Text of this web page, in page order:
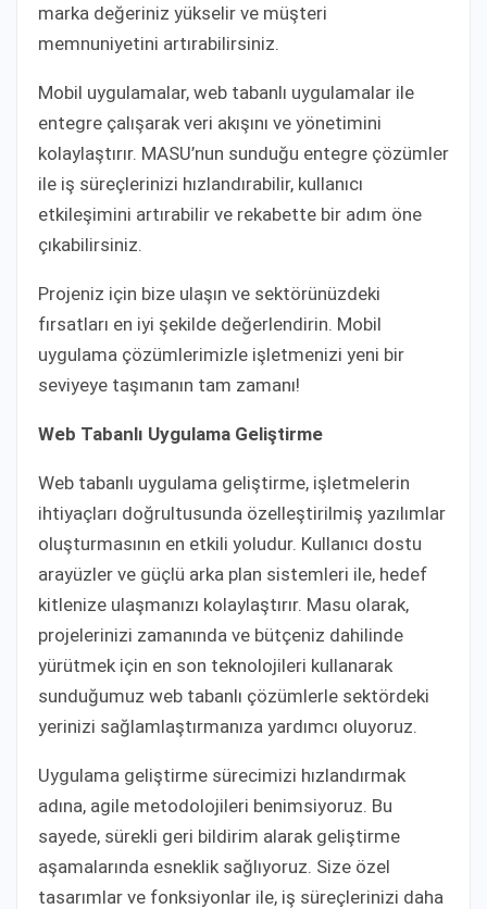
marka değeriniz yükselir ve müşteri
memnuniyetini artırabilirsiniz.
Mobil uygulamalar, web tabanlı uygulamalar ile
entegre çalışarak veri akışını ve yönetimini
kolaylaştırır. MASU’nun sunduğu entegre çözümler
ile iş süreçlerinizi hızlandırabilir, kullanıcı
etkileşimini artırabilir ve rekabette bir adım öne
çıkabilirsiniz.
Projeniz için bize ulaşın ve sektörünüzdeki
fırsatları en iyi şekilde değerlendirin. Mobil
uygulama çözümlerimizle işletmenizi yeni bir
seviyeye taşımanın tam zamanı!
Web Tabanlı Uygulama Geliştirme
Web tabanlı uygulama geliştirme, işletmelerin
ihtiyaçları doğrultusunda özelleştirilmiş yazılımlar
oluşturmasının en etkili yoludur. Kullanıcı dostu
arayüzler ve güçlü arka plan sistemleri ile, hedef
kitlenize ulaşmanızı kolaylaştırır. Masu olarak,
projelerinizi zamanında ve bütçeniz dahilinde
yürütmek için en son teknolojileri kullanarak
sunduğumuz web tabanlı çözümlerle sektördeki
yerinizi sağlamlaştırmanıza yardımcı oluyoruz.
Uygulama geliştirme sürecimizi hızlandırmak
adına, agile metodolojileri benimsiyoruz. Bu
sayede, sürekli geri bildirim alarak geliştirme
aşamalarında esneklik sağlıyoruz. Size özel
tasarımlar ve fonksiyonlar ile, iş süreçlerinizi daha